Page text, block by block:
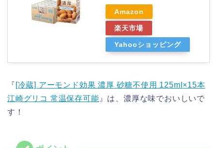
Amazon
楽天市場
Yahooショッピング
『 [冷蔵] アーモンド効果 濃厚 砂糖不使用 125ml×15本
江崎グリコ 常温保存可能 』は、濃厚な味でおいしいで
す！